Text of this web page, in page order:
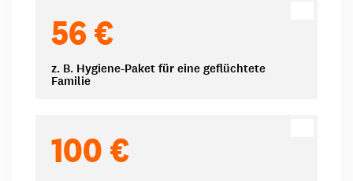
56 €
z. B. Hygiene-Paket für eine geflüchtete
Familie
100 €